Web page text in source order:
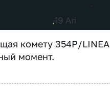
комету 354P/
момент.